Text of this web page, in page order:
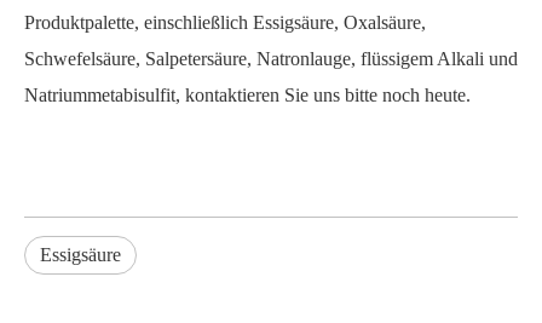
Produktpalette, einschließlich Essigsäure, Oxalsäure,
Schwefelsäure, Salpetersäure, Natronlauge, flüssigem Alkali und
Natriummetabisulfit, kontaktieren Sie uns bitte noch heute.
Essigsäure